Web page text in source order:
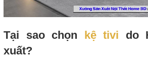
Tại sao chọn kệ tivi do
xuất?